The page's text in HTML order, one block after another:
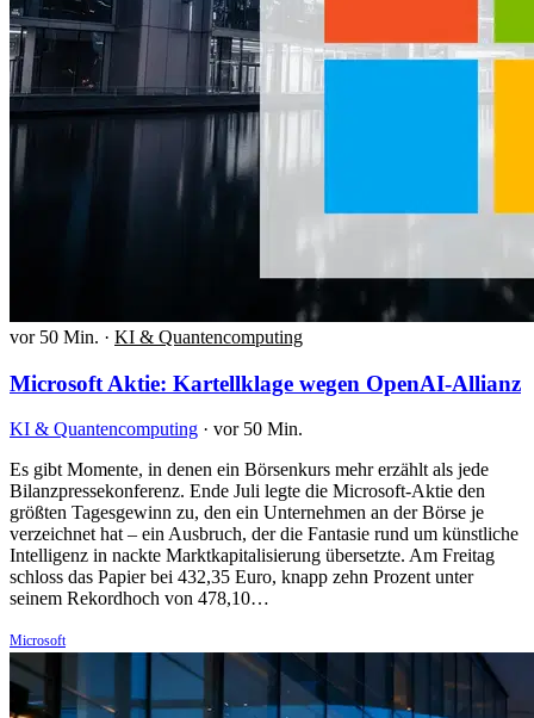
vor 50 Min. · KI & Quantencomputing
Microsoft Aktie: Kartellklage wegen OpenAI-Allianz
KI & Quantencomputing · vor 50 Min.
Es gibt Momente, in denen ein Börsenkurs mehr erzählt als jede
Bilanzpressekonferenz. Ende Juli legte die Microsoft-Aktie den
größten Tagesgewinn zu, den ein Unternehmen an der Börse je
verzeichnet hat – ein Ausbruch, der die Fantasie rund um künstliche
Intelligenz in nackte Marktkapitalisierung übersetzte. Am Freitag
schloss das Papier bei 432,35 Euro, knapp zehn Prozent unter
seinem Rekordhoch von 478,10…
Microsoft